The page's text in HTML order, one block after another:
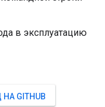
в эксплуатацию
GITHUB